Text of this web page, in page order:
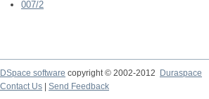
007/2
DSpace software copyright © 2002-2012
Duraspace
Contact Us
Send Feedback